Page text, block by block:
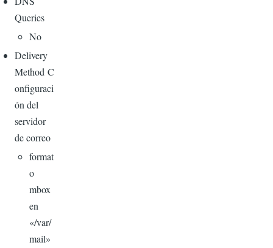
Queries
No
Delivery
Method C
onfiguraci
ón del
servidor
de correo
format
o
mbox
en
«/var/
mail»